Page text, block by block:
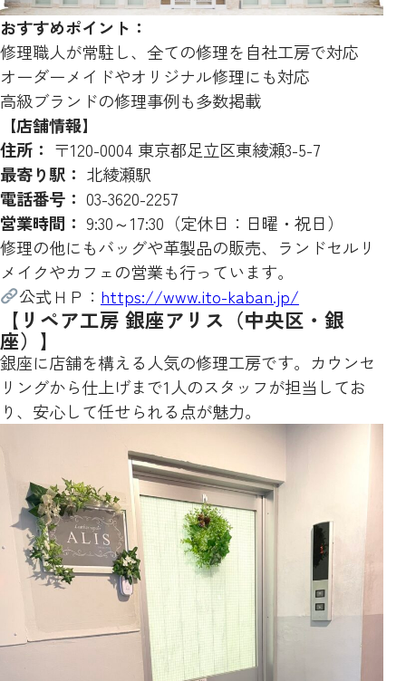
おすすめポイント：
修理職人が常駐し、全ての修理を自社工房で対応
オーダーメイドやオリジナル修理にも対応
高級ブランドの修理事例も多数掲載
【店舗情報】
住所： 〒120-0004 東京都足立区東綾瀬3-5-7
最寄り駅： 北綾瀬駅
電話番号： 03-3620-2257
営業時間： 9:30～17:30（定休日：日曜・祝日）
修理の他にもバッグや革製品の販売、ランドセルリ
メイクやカフェの営業も行っています。
公式ＨＰ： https://www.ito-kaban.jp/
【リペア工房 銀座アリス（中央区・銀
座）】
銀座に店舗を構える人気の修理工房です。カウンセ
リングから仕上げまで1人のスタッフが担当してお
り、安心して任せられる点が魅力。